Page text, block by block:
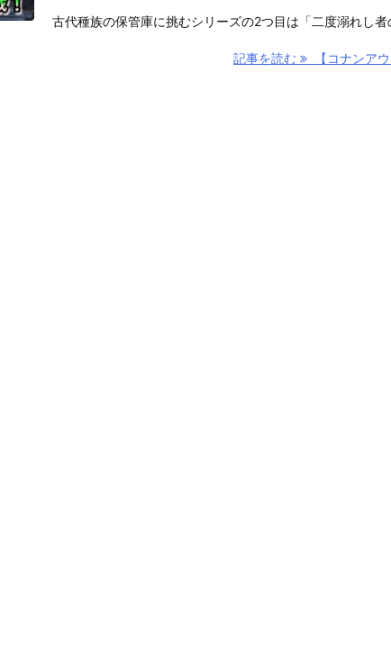
古代種族の保管庫に挑むシリーズの2つ目は「二度溺れし者
記事を読む 【コナンア